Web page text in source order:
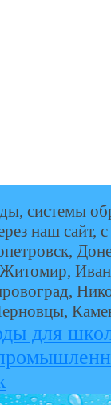
системы
наш сайт,
для